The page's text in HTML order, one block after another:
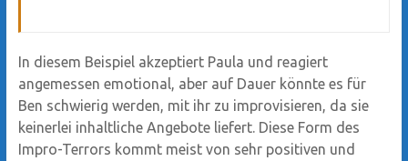
In diesem Beispiel akzeptiert Paula und reagiert
angemessen emotional, aber auf Dauer könnte es für
Ben schwierig werden, mit ihr zu improvisieren, da sie
keinerlei inhaltliche Angebote liefert. Diese Form des
Impro-Terrors kommt meist von sehr positiven und